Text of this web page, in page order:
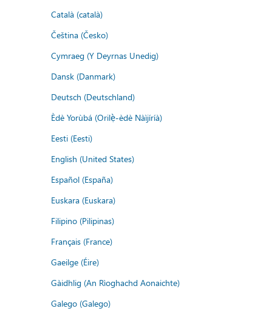
Català (català)
Čeština (Česko)
Cymraeg (Y Deyrnas Unedig)
Dansk (Danmark)
Deutsch (Deutschland)
Èdè Yorùbá (Orilẹ̀-èdè Nàìjíríà)
Eesti (Eesti)
English (United States)
Español (España)
Euskara (Euskara)
Filipino (Pilipinas)
Français (France)
Gaeilge (Éire)
Gàidhlig (An Rìoghachd Aonaichte)
Galego (Galego)